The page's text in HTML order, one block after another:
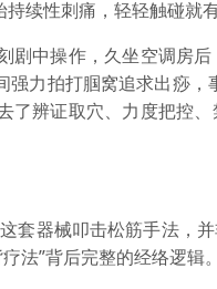
续性刺痛，轻轻触碰就
中操作，久坐空调房后
力拍打腘窝追求出痧
了辨证取穴、力度把控
器械叩击松筋手法，
法”背后完整的经络逻辑。